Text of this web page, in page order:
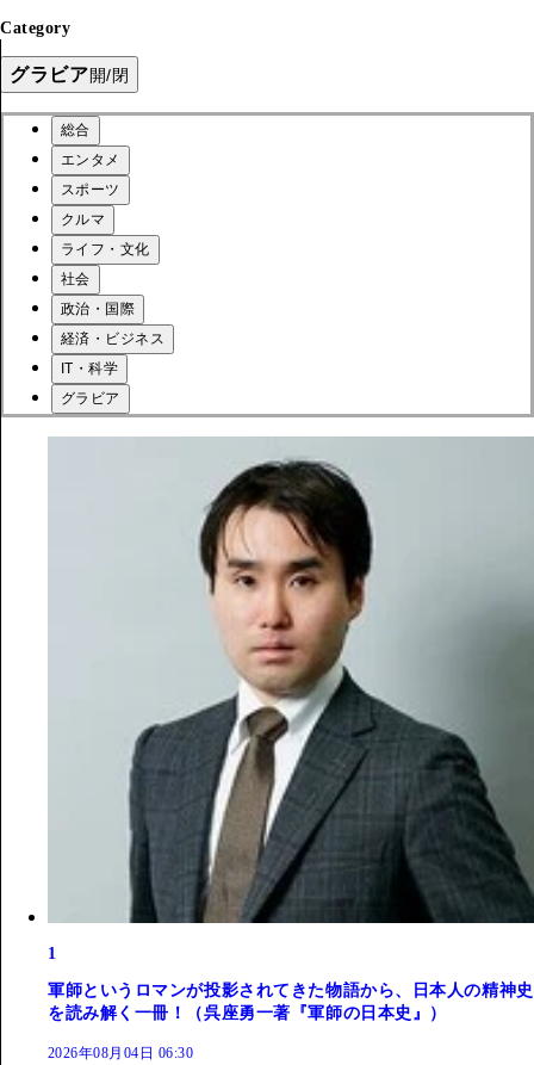
Category
グラビア開/閉
総合
エンタメ
スポーツ
クルマ
ライフ・文化
社会
政治・国際
経済・ビジネス
IT・科学
グラビア
1
軍師というロマンが投影されてきた物語から、日本人の精神史
を読み解く一冊！（呉座勇一著『軍師の日本史』）
2026年08月04日 06:30